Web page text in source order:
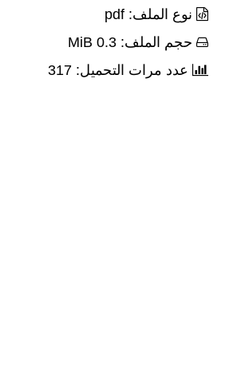
نوع الملف: pdf
حجم الملف: 0.3 MiB
عدد مرات التحميل: 317